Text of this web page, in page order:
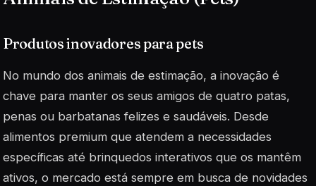
Produtos inovadores para pets
No mundo dos animais de estimação, a inovação é
chave para manter os seus amigos de quatro patas,
penas ou barbatanas felizes e saudáveis. Desde
alimentos premium que atendem a necessidades
específicas até brinquedos interativos que os mantêm
ativos, o mercado está sempre em busca de novidades